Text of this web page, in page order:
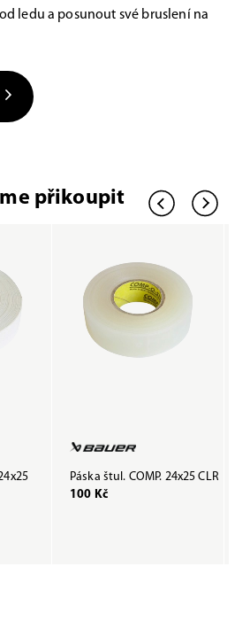
ledu a posunout své bruslení na
přikoupit
Páska štul. COMP. 24x25 CLR
100 Kč